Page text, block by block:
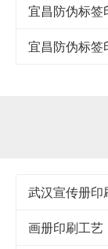
宜昌防伪标签
宜昌防伪标签
武汉宣传册印
画册印刷工艺